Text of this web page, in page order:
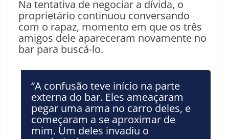
Na tentativa de negociar a dívida, o
proprietário continuou conversando
com o rapaz, momento em que os três
amigos dele apareceram novamente no
bar para buscá-lo.
“A confusão teve início na parte
externa do bar. Eles ameaçaram
pegar uma arma no carro deles, e
começaram a se aproximar de
mim. Um deles invadiu o